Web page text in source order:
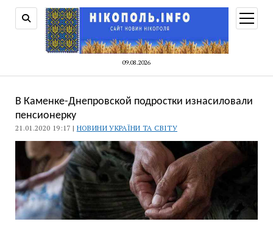
09.08.2026
меню
В Каменке-Днепровской подростки изнасиловали
пенсионерку
21.01.2020 19:17 | НОВИНИ УКРАЇНИ ТА СВІТУ